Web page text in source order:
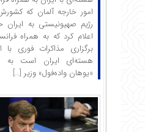
امور خارجه آلمان که
رژیم صهیونیستی به
اعلام کرد که به همراه
برگزاری مذاکرات فوری با
هسته‌ای ایران است به
«یوهان واده‌‎فول» وزیر […]